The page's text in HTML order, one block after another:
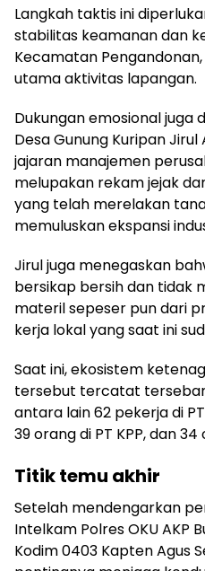
Langkah taktis ini
stabilitas keamanan dan
Kecamatan
utama aktivitas lapangan.
Dukungan emosional juga
Desa Gunung Kuripan
jajaran manajemen
melupakan rekam jejak
yang telah merelakan
memuluskan ekspansi
Jirul juga menegaskan
bersikap bersih dan tidak
materil sepeser pun dari
kerja lokal yang saat ini
Saat ini, ekosistem
tersebut tercatat
antara lain 62 pekerja di
39 orang di PT KPP, dan
Titik temu akhir
Setelah mendengarkan
Intelkam Polres OKU AKP
Kodim 0403 Kapten Agus